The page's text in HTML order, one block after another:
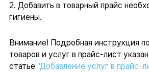
2. Добавить в товарный прайс
гигиены.
Внимание! Подробная инструкция
товаров и услуг в прайс-лист
статье “Добавление услуг в прайс-